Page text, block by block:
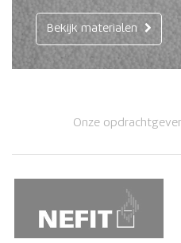
Bekijk materialen
Onze